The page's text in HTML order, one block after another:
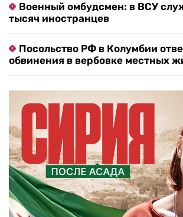
Военный омбудсмен: в ВСУ
тысяч иностранцев
Посольство РФ в Колумбии
обвинения в вербовке местных